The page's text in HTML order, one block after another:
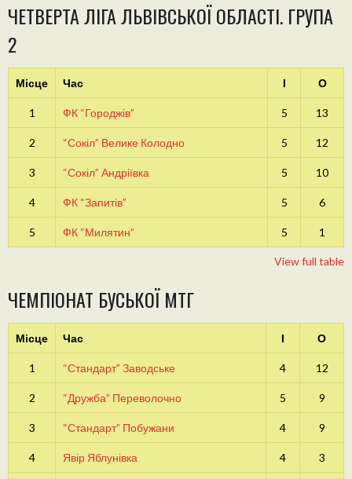
ЧЕТВЕРТА ЛІГА ЛЬВІВСЬКОЇ ОБЛАСТІ. ГРУПА
2
Місце Час І О
1 ФК “Городжів” 5 13
2 “Сокіл” Велике Колодно 5 12
3 “Сокіл” Андріївка 5 10
4 ФК “Запитів” 5 6
5 ФК “Милятин” 5 1
View full table
ЧЕМПІОНАТ БУСЬКОЇ МТГ
Місце Час І О
1 “Стандарт” Заводське 4 12
2 “Дружба” Переволочно 5 9
3 “Стандарт” Побужани 4 9
4 Явір Яблунівка 4 3